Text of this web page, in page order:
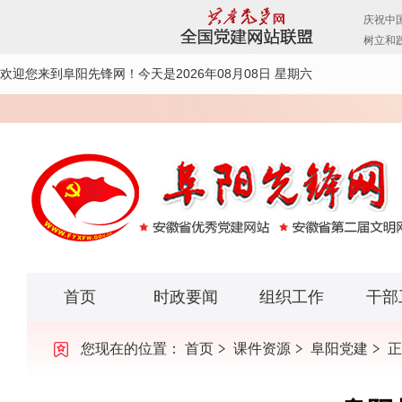
欢迎您来到阜阳先锋网！ 今天是2026年08月08日 星期六
首页 时政要闻 组织工作 干部
您现在的位置： 首页 课件资源 阜阳党建